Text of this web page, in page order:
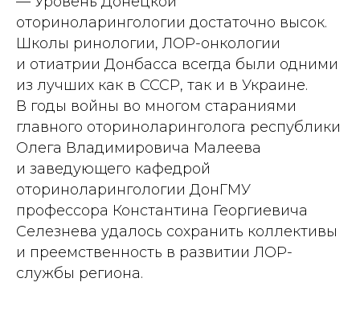
оториноларингологии достаточно высок.
Школы ринологии, ЛОР-онкологии
и отиатрии Донбасса всегда были одними
из лучших как в СССР, так и в Украине.
В годы вой­ны во многом стараниями
главного оториноларинголога республики
Олега Владимировича Малеева
и заведующего кафедрой
оториноларингологии ДонГМУ
профессора Константина Георгиевича
Селезнева удалось сохранить коллективы
и преемственность в развитии ЛОР-
службы региона.